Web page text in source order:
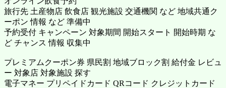
旅行先 土産物店 飲食店 観光施設 交通機関 など 地域共通ク
ーポン 情報 など 準備中
予約受付 キャンペーン 対象期間 開始スタート 開始時期 な
ど チャンス 情報 収集中
プレミアムクーポン券 県民割 地域ブロック割 給付金 レビュ
ー 対象店 対象施設 探す
電子マネー プリペイドカード QRコード クレジットカード